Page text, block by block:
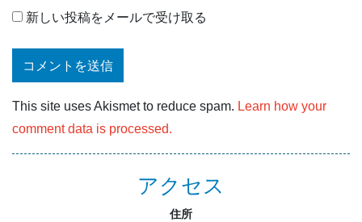
新しい投稿をメールで受け取る
This site uses Akismet to reduce spam. Learn how your
comment data is processed.
アクセス
住所